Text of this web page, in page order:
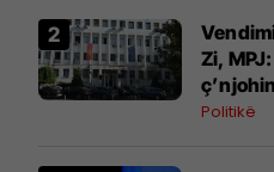
Zi,
Politikë